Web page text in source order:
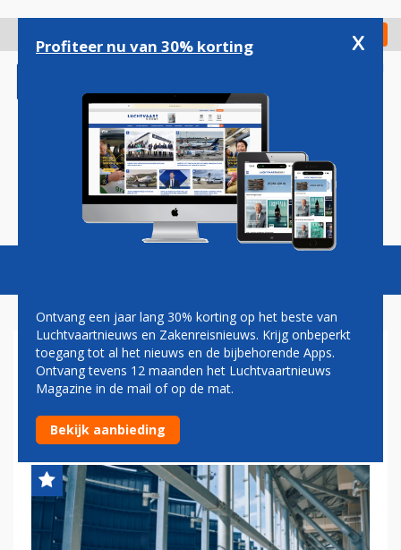
gaan
Check in
Magazine Podcasts Vacatures
OUDE A340-ROMPEN VINDEN
NIEUW LEVEN IN FRANS
VOETBALSTADION
Profiteer nu van 30% korting x
Ontvang een jaar lang 30% korting op het beste van
Luchtvaartnieuws en Zakenreisnieuws. Krijg onbeperkt
toegang tot al het nieuws en de bijbehorende Apps.
Ontvang tevens 12 maanden het Luchtvaartnieuws
Magazine in de mail of op de mat.
Bekijk aanbieding